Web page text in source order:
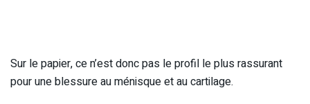
Sur le papier, ce n’est donc pas le profil le plus rassurant
pour une blessure au ménisque et au cartilage.